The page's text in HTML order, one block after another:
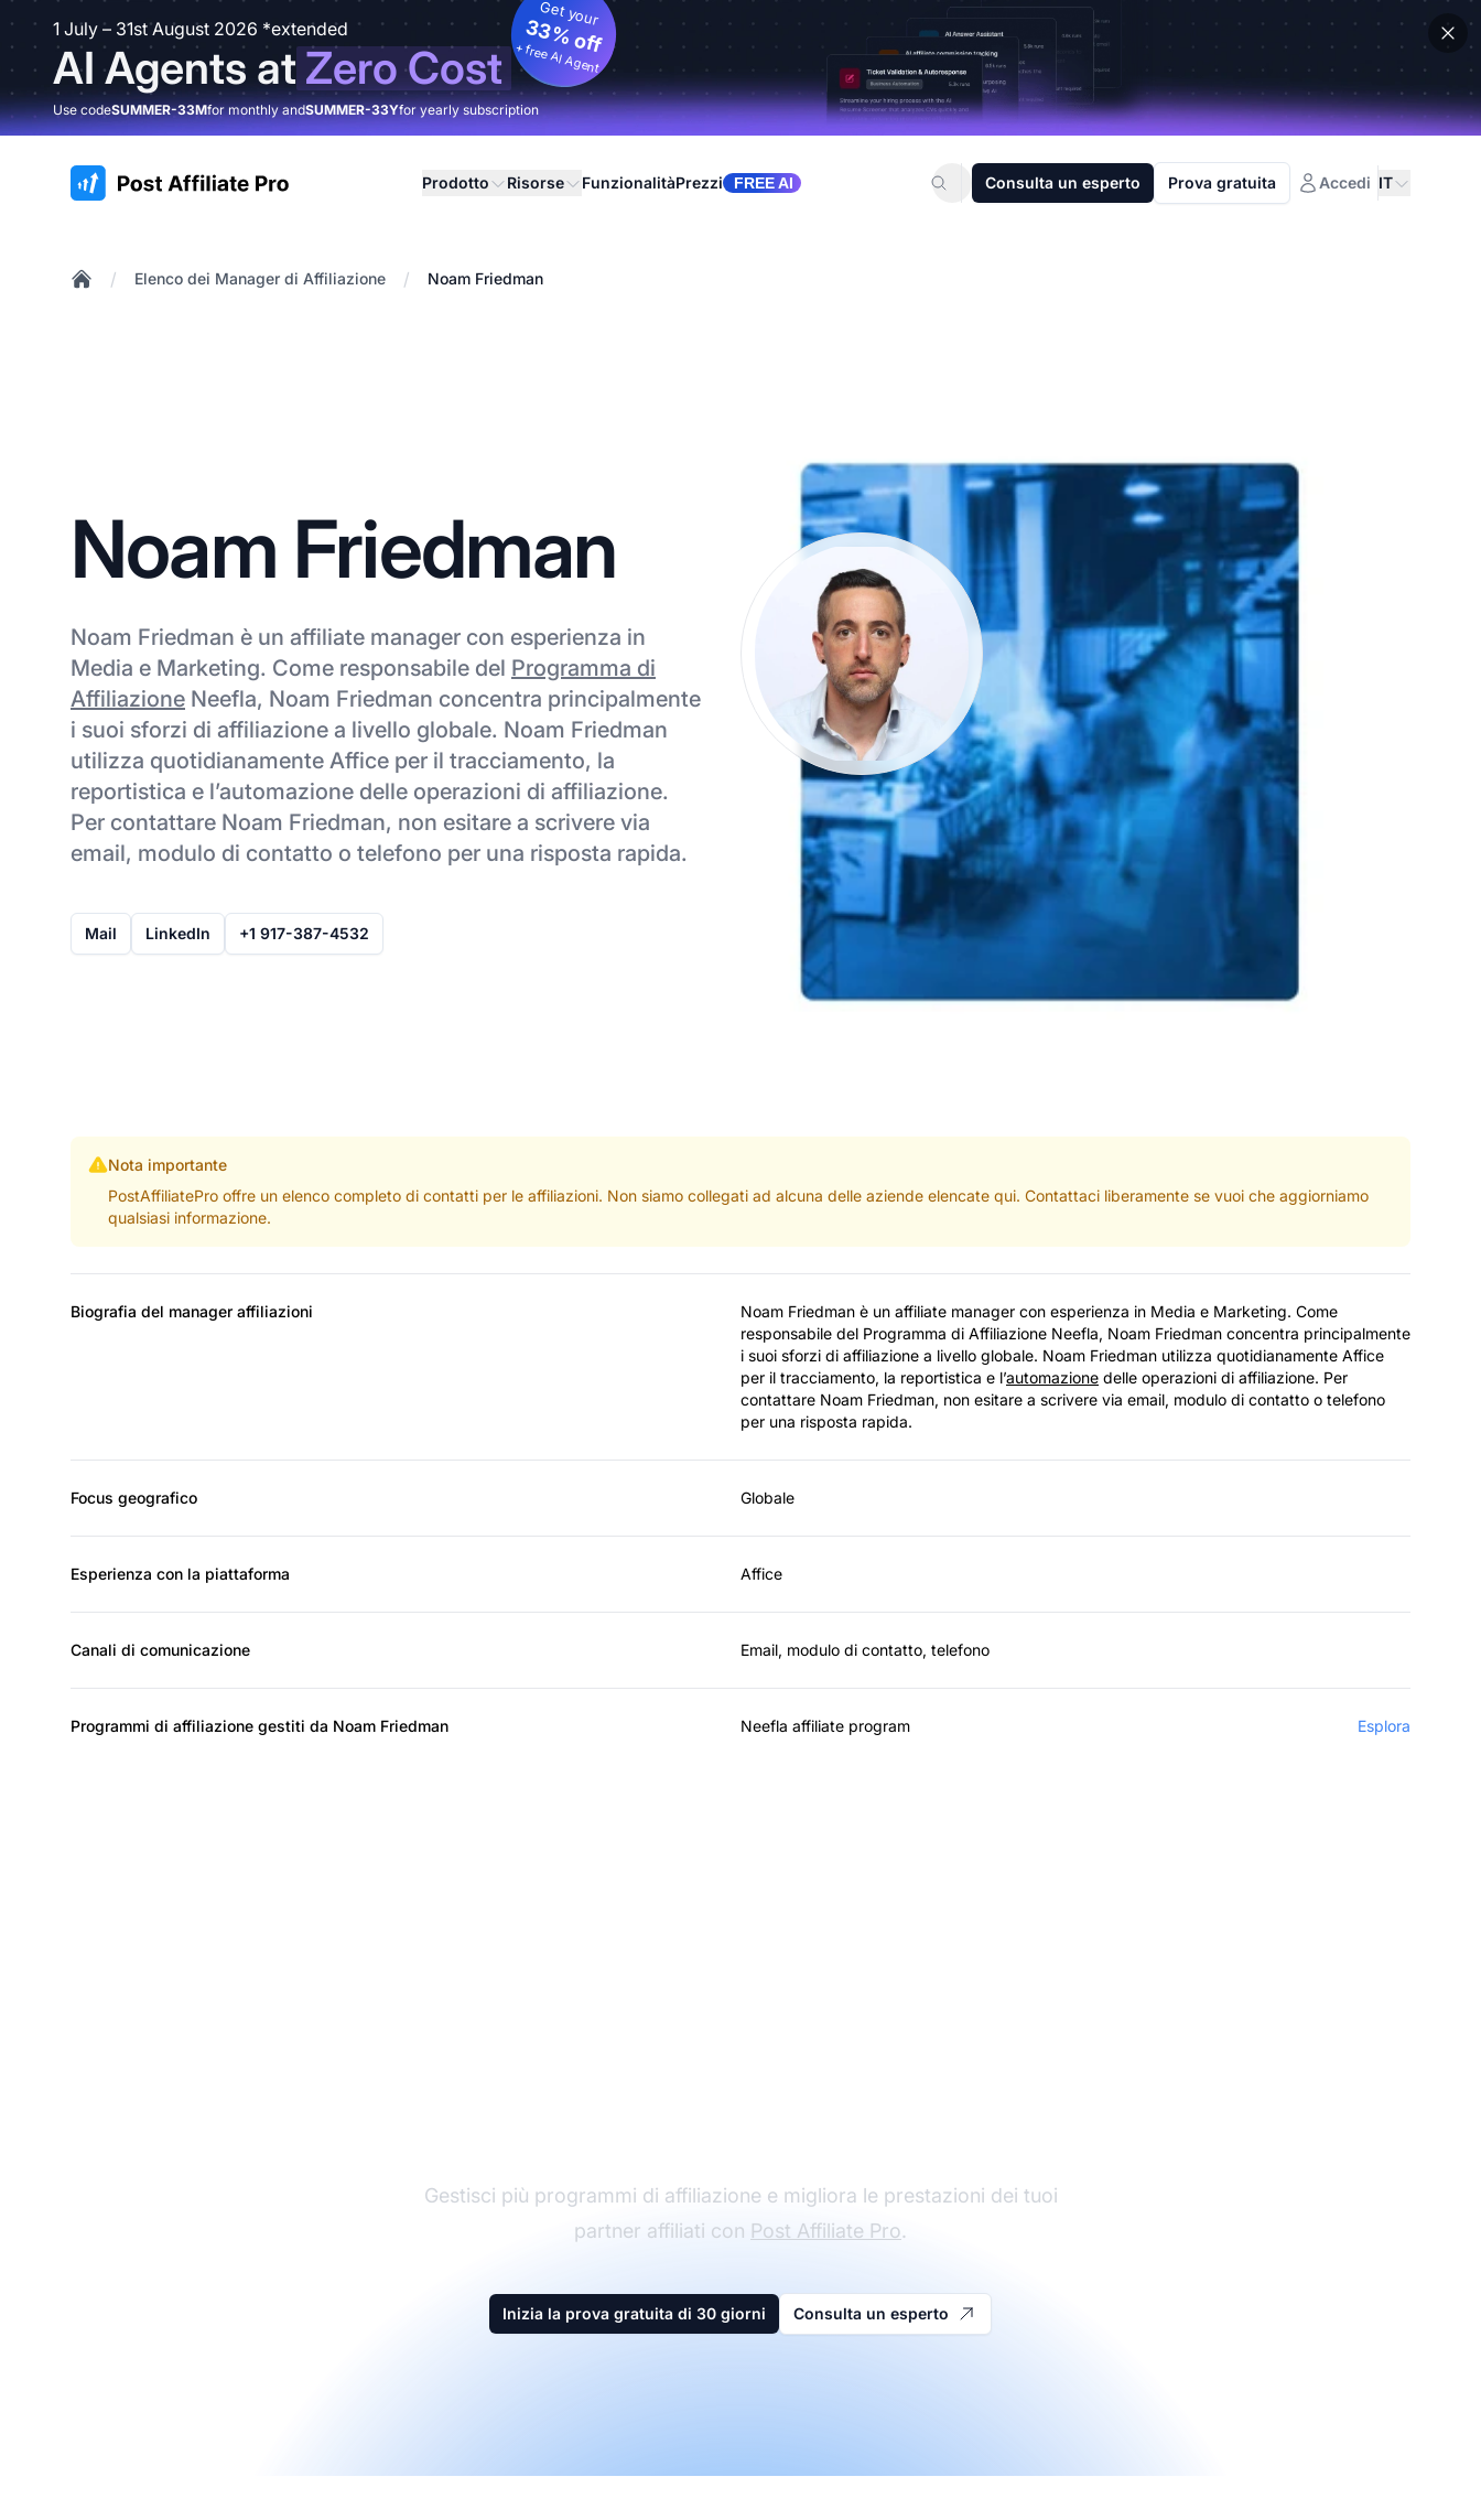
1 July – 31st August 2026 *extended
AI Agents atZero Cost
Get your
33% off
+ free AI Agent
Use codeSUMMER-33Mfor monthly andSUMMER-33Yfor yearly subscription
:site.title Prodotto Risorse FunzionalitàPrezzi FREE AI Consulta un esperto Prova gratuita Accedi IT
/ Elenco dei Manager di Affiliazione / Noam Friedman
Noam Friedman
Noam Friedman è un affiliate manager con esperienza in
Media e Marketing. Come responsabile del Programma di
Affiliazione Neefla, Noam Friedman concentra principalmente
i suoi sforzi di affiliazione a livello globale. Noam Friedman
utilizza quotidianamente Affice per il tracciamento, la
reportistica e l’automazione delle operazioni di affiliazione.
Per contattare Noam Friedman, non esitare a scrivere via
email, modulo di contatto o telefono per una risposta rapida.
Mail LinkedIn +1 917-387-4532
Nota importante
PostAffiliatePro offre un elenco completo di contatti per le affiliazioni. Non siamo collegati ad alcuna delle aziende elencate qui. Contattaci liberamente se vuoi che aggiorniamo
qualsiasi informazione.
Biografia del manager affiliazioni
Noam Friedman è un affiliate manager con esperienza in Media e Marketing. Come
responsabile del Programma di Affiliazione Neefla, Noam Friedman concentra principalmente
i suoi sforzi di affiliazione a livello globale. Noam Friedman utilizza quotidianamente Affice
per il tracciamento, la reportistica e l’automazione delle operazioni di affiliazione. Per
contattare Noam Friedman, non esitare a scrivere via email, modulo di contatto o telefono
per una risposta rapida.
Focus geografico Globale
Esperienza con la piattaforma Affice
Canali di comunicazione Email, modulo di contatto, telefono
Programmi di affiliazione gestiti da Noam Friedman Neefla affiliate program Esplora
Gestisci più programmi di affiliazione e migliora le prestazioni dei tuoi
partner affiliati con Post Affiliate Pro.
Inizia la prova gratuita di 30 giorni Consulta un esperto